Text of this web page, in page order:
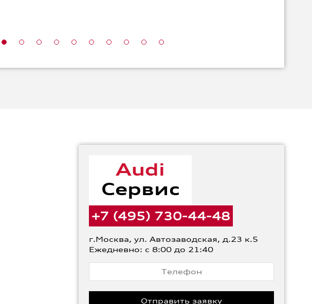
+7 (495) 730-44-48
г.Москва, ул. Автозаводская, д.23 к.5
Ежедневно: с 8:00 до 21:40